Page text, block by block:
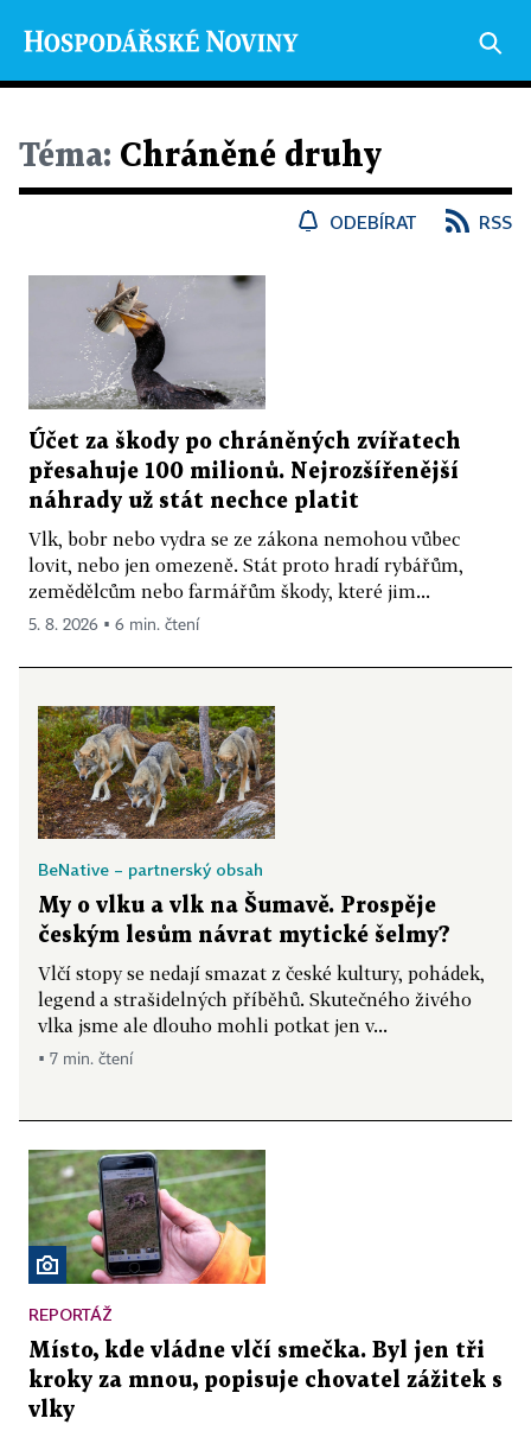
Téma: Chráněné druhy
ODEBÍRAT RSS
Účet za škody po chráněných zvířatech
přesahuje 100 milionů. Nejrozšířenější
náhrady už stát nechce platit
Vlk, bobr nebo vydra se ze zákona nemohou vůbec
lovit, nebo jen omezeně. Stát proto hradí rybářům,
zemědělcům nebo farmářům škody, které jim...
5. 8. 2026 ▪ 6 min. čtení
BeNative – partnerský obsah
My o vlku a vlk na Šumavě. Prospěje
českým lesům návrat mytické šelmy?
Vlčí stopy se nedají smazat z české kultury, pohádek,
legend a strašidelných příběhů. Skutečného živého
vlka jsme ale dlouho mohli potkat jen v...
▪ 7 min. čtení
REPORTÁŽ
Místo, kde vládne vlčí smečka. Byl jen tři
kroky za mnou, popisuje chovatel zážitek s
vlky